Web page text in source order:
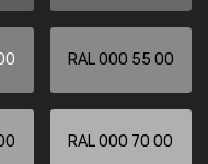
RAL 000 55 00
RAL 000 70 00